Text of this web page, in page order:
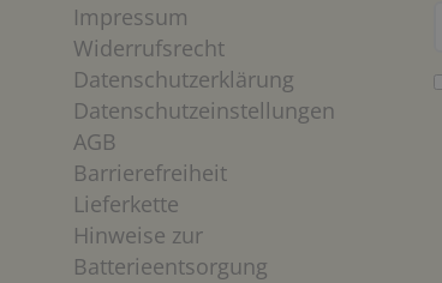
Impressum
Widerrufsrecht
Datenschutzerklärung
Datenschutzeinstellungen
AGB
Barrierefreiheit
Lieferkette
Hinweise zur
Batterieentsorgung